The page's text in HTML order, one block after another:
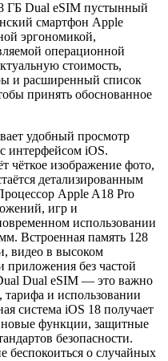
ГБ Dual eSIM пустынный
смартфон Apple
эргономикой,
операционной
стоимость,
и расширенный список
принять обоснованное
удобный просмотр
интерфейсом iOS.
чёткое изображение фото,
детализированным
Apple A18 Pro
игр и
использовании
Встроенная память 128
видео в высоком
без частой
Dual eSIM — это важно
и использовании
система iOS 18 получает
функции, защитные
безопасности.
беспокоиться о случайных